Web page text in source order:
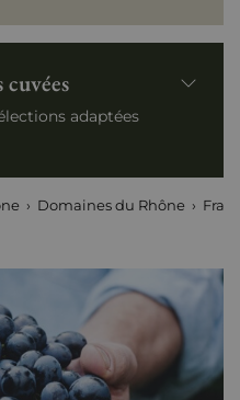
adaptées
Domaines du Rhône